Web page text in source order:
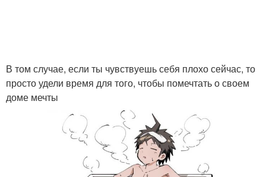
В том случае, если ты чувствуешь себя плохо сейчас, то
просто удели время для того, чтобы помечтать о своем
доме мечты